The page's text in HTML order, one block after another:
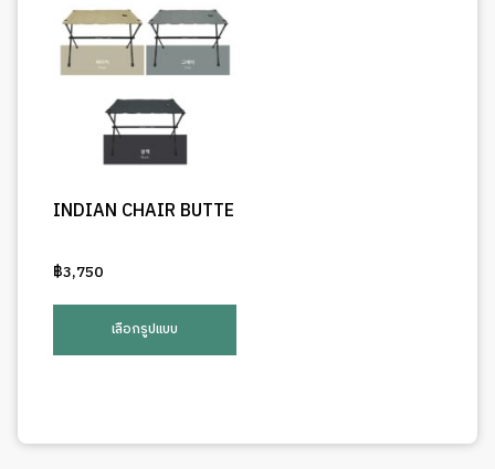
INDIAN CHAIR BUTTE
฿3,750
เลือกรูปแบบ
This
has